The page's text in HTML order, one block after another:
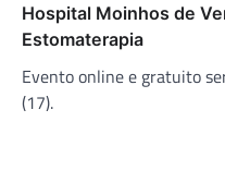
Hospital Moinhos de
Estomaterapia
Evento online e gratuito
(17).